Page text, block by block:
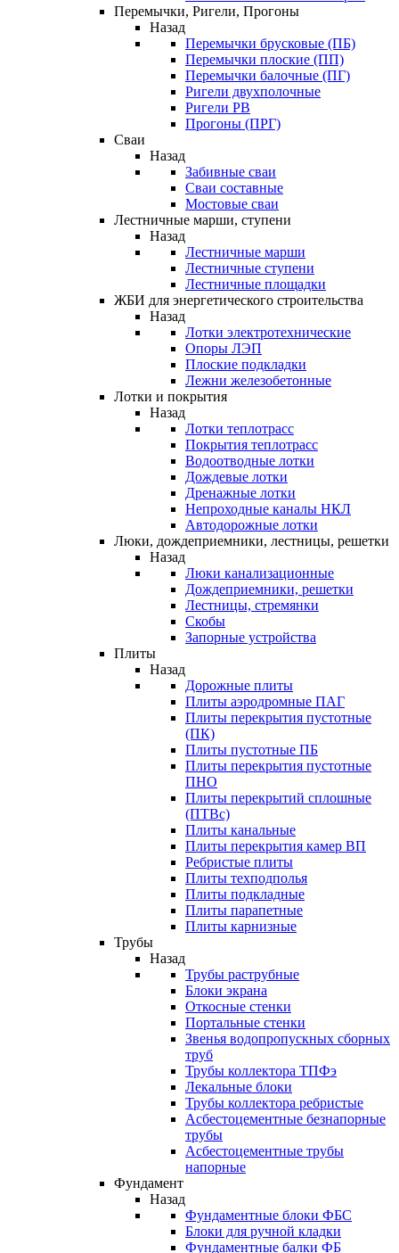
Перемычки, Ригели, Прогоны
Назад
Перемычки брусковые (ПБ)
Перемычки плоские (ПП)
Перемычки балочные (ПГ)
Ригели двухполочные
Ригели РВ
Прогоны (ПРГ)
Сваи
Назад
Забивные сваи
Сваи составные
Мостовые сваи
Лестничные марши, ступени
Назад
Лестничные марши
Лестничные ступени
Лестничные площадки
ЖБИ для энергетического строительства
Назад
Лотки электротехнические
Опоры ЛЭП
Плоские подкладки
Лежни железобетонные
Лотки и покрытия
Назад
Лотки теплотрасс
Покрытия теплотрасс
Водоотводные лотки
Дождевые лотки
Дренажные лотки
Непроходные каналы НКЛ
Автодорожные лотки
Люки, дождеприемники, лестницы, решетки
Назад
Люки канализационные
Дождеприемники, решетки
Лестницы, стремянки
Скобы
Запорные устройства
Плиты
Назад
Дорожные плиты
Плиты аэродромные ПАГ
Плиты перекрытия пустотные
(ПК)
Плиты пустотные ПБ
Плиты перекрытия пустотные
ПНО
Плиты перекрытий сплошные
(ПТВс)
Плиты канальные
Плиты перекрытия камер ВП
Ребристые плиты
Плиты техподполья
Плиты подкладные
Плиты парапетные
Плиты карнизные
Трубы
Назад
Трубы раструбные
Блоки экрана
Откосные стенки
Портальные стенки
Звенья водопропускных сборных
труб
Трубы коллектора ТПФэ
Лекальные блоки
Трубы коллектора ребристые
Асбестоцементные безнапорные
трубы
Асбестоцементные трубы
напорные
Фундамент
Назад
Фундаментные блоки ФБС
Блоки для ручной кладки
Фундаментные балки ФБ